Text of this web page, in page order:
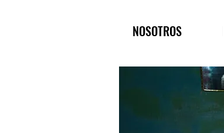
NOSOTROS